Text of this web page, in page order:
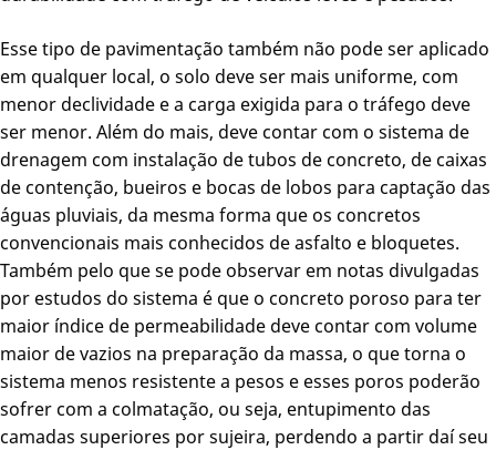
Esse tipo de pavimentação também não pode ser aplicado
em qualquer local, o solo deve ser mais uniforme, com
menor declividade e a carga exigida para o tráfego deve
ser menor. Além do mais, deve contar com o sistema de
drenagem com instalação de tubos de concreto, de caixas
de contenção, bueiros e bocas de lobos para captação das
águas pluviais, da mesma forma que os concretos
convencionais mais conhecidos de asfalto e bloquetes.
Também pelo que se pode observar em notas divulgadas
por estudos do sistema é que o concreto poroso para ter
maior índice de permeabilidade deve contar com volume
maior de vazios na preparação da massa, o que torna o
sistema menos resistente a pesos e esses poros poderão
sofrer com a colmatação, ou seja, entupimento das
camadas superiores por sujeira, perdendo a partir daí seu